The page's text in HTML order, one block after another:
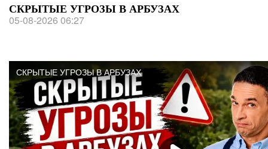
СКРЫТЫЕ УГРОЗЫ В АРБУЗАХ
05-08-2026 06:27